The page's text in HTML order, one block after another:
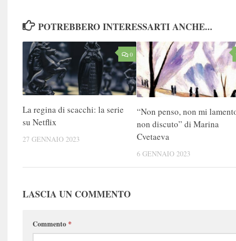
POTREBBERO INTERESSARTI ANCHE...
0
La regina di scacchi: la serie
su Netflix
27 GENNAIO 2023
“Non penso, non mi
non discuto” di Marina
Cvetaeva
6 GENNAIO 2023
LASCIA UN COMMENTO
Commento *